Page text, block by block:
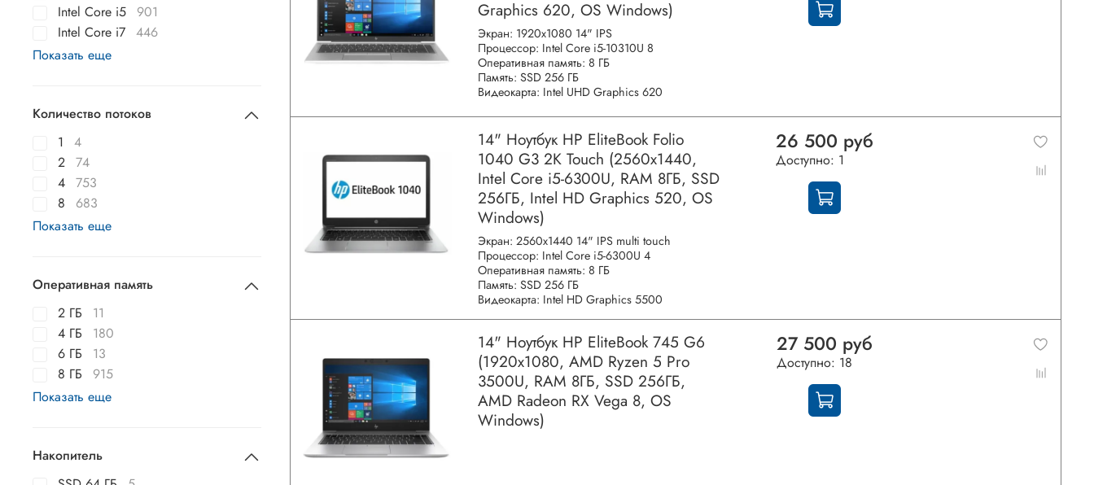
Graphics 620, OS Windows)
Экран: 1920x1080 14" IPS
Процессор: Intel Core i5-10310U 8
Оперативная память: 8 ГБ
Память: SSD 256 ГБ
Видеокарта: Intel UHD Graphics 620
14" Ноутбук HP EliteBook Folio
1040 G3 2K Touch (2560x1440,
Intel Core i5-6300U, RAM 8ГБ, SSD
256ГБ, Intel HD Graphics 520, OS
Windows)
Экран: 2560x1440 14" IPS multi touch
Процессор: Intel Core i5-6300U 4
Оперативная память: 8 ГБ
Память: SSD 256 ГБ
Видеокарта: Intel HD Graphics 5500
26 500 руб
Доступно: 1
14" Ноутбук HP EliteBook 745 G6
(1920x1080, AMD Ryzen 5 Pro
3500U, RAM 8ГБ, SSD 256ГБ,
AMD Radeon RX Vega 8, OS
Windows)
27 500 руб
Доступно: 18
Intel Core i5
901
Intel Core i7 446
Показать еще
Количество потоков
1
4
2 74
4 753
8
683
Показать еще
Оперативная память
2 ГБ
11
4 ГБ
180
6 ГБ
13
8 ГБ
915
Показать еще
Накопитель